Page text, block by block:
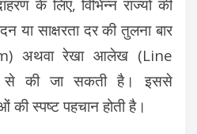
के लिए, विभिन्न राज्यों की
या साक्षरता दर की तुलना बार
अथवा रेखा आलेख (Line
से की जा सकती है। इससे
स्पष्ट पहचान होती है।